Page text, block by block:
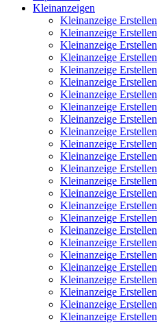
Kleinanzeigen
Kleinanzeige Erstellen
Kleinanzeige Erstellen
Kleinanzeige Erstellen
Kleinanzeige Erstellen
Kleinanzeige Erstellen
Kleinanzeige Erstellen
Kleinanzeige Erstellen
Kleinanzeige Erstellen
Kleinanzeige Erstellen
Kleinanzeige Erstellen
Kleinanzeige Erstellen
Kleinanzeige Erstellen
Kleinanzeige Erstellen
Kleinanzeige Erstellen
Kleinanzeige Erstellen
Kleinanzeige Erstellen
Kleinanzeige Erstellen
Kleinanzeige Erstellen
Kleinanzeige Erstellen
Kleinanzeige Erstellen
Kleinanzeige Erstellen
Kleinanzeige Erstellen
Kleinanzeige Erstellen
Kleinanzeige Erstellen
Kleinanzeige Erstellen